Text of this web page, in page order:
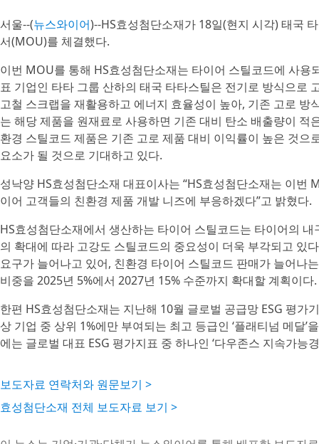
서울--(뉴스와이어)--HS효성첨단소재가 18일(현지 시각) 태국
서(MOU)를 체결했다.
이번 MOU를 통해 HS효성첨단소재는 타이어 스틸코드에 사
표 기업인 타타 그룹 산하의 태국 타타스틸은 전기로 방식으로
고철 스크랩을 재활용하고 에너지 효율성이 높아, 기존 고로
는 해당 제품을 원재료로 사용하면 기존 대비 탄소 배출량이
환경 스틸코드 제품은 기존 고로 제품 대비 이익률이 높은 것
요소가 될 것으로 기대하고 있다.
성낙양 HS효성첨단소재 대표이사는 “HS효성첨단소재는 이
이어 고객들의 친환경 제품 개발 니즈에 부응하겠다”고 밝혔다.
HS효성첨단소재에서 생산하는 타이어 스틸코드는 타이어의
의 확대에 따라 고강도 스틸코드의 중요성이 더욱 부각되고 있
요구가 늘어나고 있어, 친환경 타이어 스틸코드 판매가 늘어나
비중을 2025년 5%에서 2027년 15% 수준까지 확대할 계획이다.
한편 HS효성첨단소재는 지난해 10월 글로벌 공급망 ESG 평
상 기업 중 상위 1%에만 부여되는 최고 등급인 ‘플래티넘 메달
에는 글로벌 대표 ESG 평가지표 중 하나인 ‘다우존스 지속가능
보도자료 연락처와 원문보기 >
효성첨단소재 전체 보도자료 보기 >